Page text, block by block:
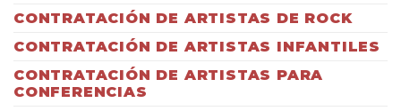
CONTRATACIÓN DE ARTISTAS DE ROCK
CONTRATACIÓN DE ARTISTAS INFANTILES
CONTRATACIÓN DE ARTISTAS PARA
CONFERENCIAS